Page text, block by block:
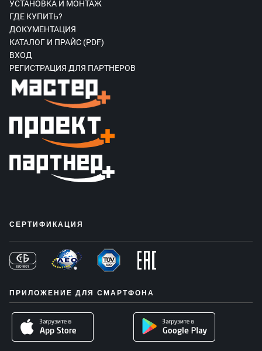
УСТАНОВКА И МОНТАЖ
ГДЕ КУПИТЬ?
ДОКУМЕНТАЦИЯ
КАТАЛОГ И ПРАЙС (PDF)
ВХОД
РЕГИСТРАЦИЯ ДЛЯ ПАРТНЕРОВ
СЕРТИФИКАЦИЯ
ПРИЛОЖЕНИЕ ДЛЯ СМАРТФОНА